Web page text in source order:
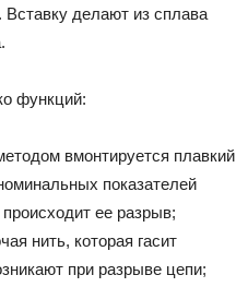
Вставку делают из сплава
функций:
вмонтируется плавкий
показателей
ее разрыв;
нить, которая гасит
при разрыве цепи;